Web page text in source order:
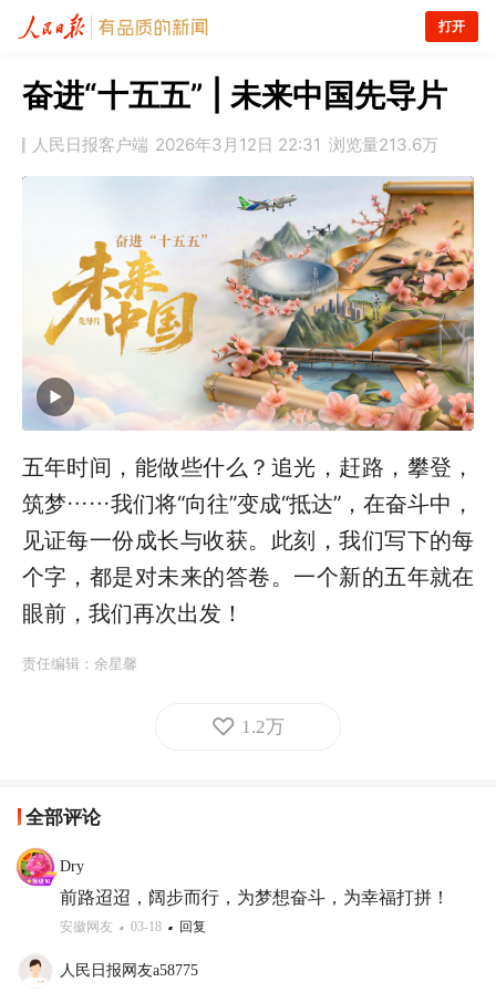
打开
奋进“十五五” | 未来中国先导片
人民日报客户端 2026年3月12日 22:31 浏览量213.6万
五年时间，能做些什么？追光，赶路，攀登，
筑梦……我们将“向往”变成“抵达”，在奋斗中，
见证每一份成长与收获。此刻，我们写下的每
个字，都是对未来的答卷。一个新的五年就在
眼前，我们再次出发！
责任编辑： 余星馨
1.2万
全部评论
Dry
前路迢迢，阔步而行，为梦想奋斗，为幸福打拼！
安徽网友 03-18 回复
人民日报网友a58775